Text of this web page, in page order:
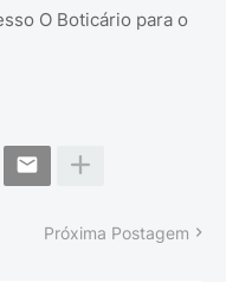
O Boticário para o
Próxima Postagem